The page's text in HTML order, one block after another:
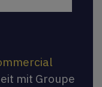
mit Groupe